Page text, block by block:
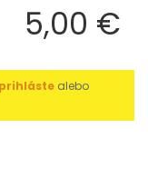
5,00 €
prihláste alebo